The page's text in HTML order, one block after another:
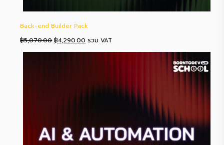
Back-end Builder Pack
฿5,070.00 Original
price
฿4,290.00 Current
price
฿4,290.00.
รวม VAT